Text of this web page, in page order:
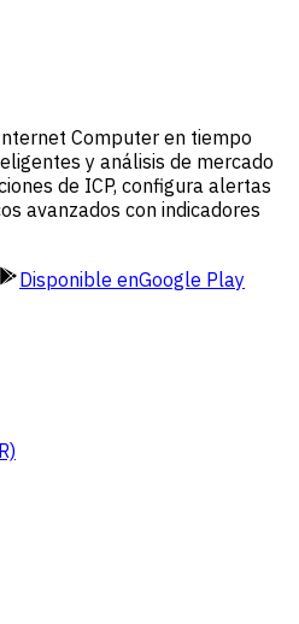
Computer en tiempo
y análisis de mercado
de ICP, configura alertas
avanzados con indicadores
Disponible enGoogle Play